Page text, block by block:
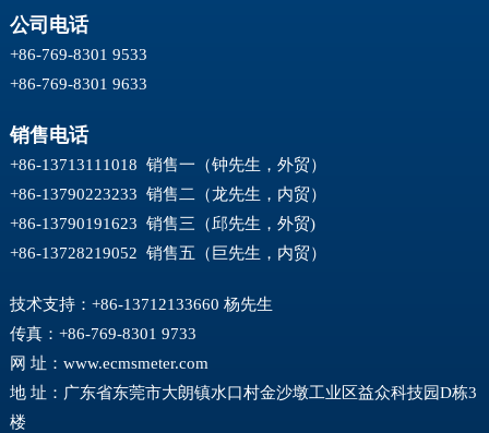
公司电话
+86-769-8301 9533
+86-769-8301 9633
销售电话
+86-13713111018 销售一（钟先生，外贸）
+86-13790223233 销售二（龙先生，内贸）
+86-13790191623 销售三（邱先生，外贸)
+86-13728219052 销售五（巨先生，内贸）
技术支持：+86-13712133660 杨先生
传真：+86-769-8301 9733
网 址： www.ecmsmeter.com
地 址：广东省东莞市大朗镇水口村金沙墩工业区益众科技园D栋3
楼